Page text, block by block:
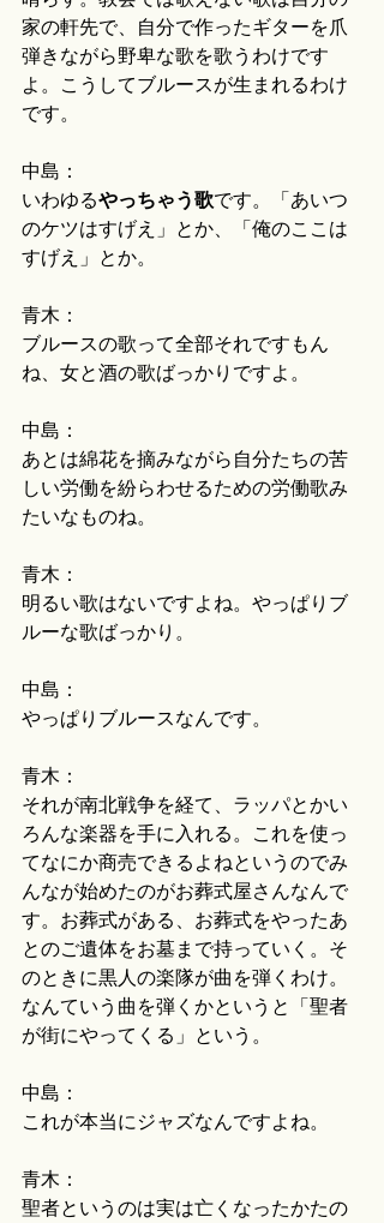
家の軒先で、自分で作ったギターを爪
弾きながら野卑な歌を歌うわけです
よ。こうしてブルースが生まれるわけ
です。
中島：
いわゆるやっちゃう歌です。「あいつ
のケツはすげえ」とか、「俺のここは
すげえ」とか。
青木：
ブルースの歌って全部それですもん
ね、女と酒の歌ばっかりですよ。
中島：
あとは綿花を摘みながら自分たちの苦
しい労働を紛らわせるための労働歌み
たいなものね。
青木：
明るい歌はないですよね。やっぱりブ
ルーな歌ばっかり。
中島：
やっぱりブルースなんです。
青木：
それが南北戦争を経て、ラッパとかい
ろんな楽器を手に入れる。これを使っ
てなにか商売できるよねというのでみ
んなが始めたのがお葬式屋さんなんで
す。お葬式がある、お葬式をやったあ
とのご遺体をお墓まで持っていく。そ
のときに黒人の楽隊が曲を弾くわけ。
なんていう曲を弾くかというと「聖者
が街にやってくる」という。
中島：
これが本当にジャズなんですよね。
青木：
聖者というのは実は亡くなったかたの